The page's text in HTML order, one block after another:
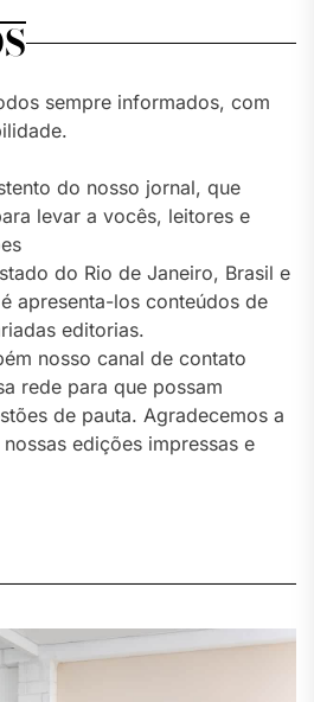
sempre informados, com
do nosso jornal, que
levar a vocês, leitores e
do Rio de Janeiro, Brasil e
apresenta-los conteúdos de
editorias.
nosso canal de contato
rede para que possam
de pauta. Agradecemos a
edições impressas e